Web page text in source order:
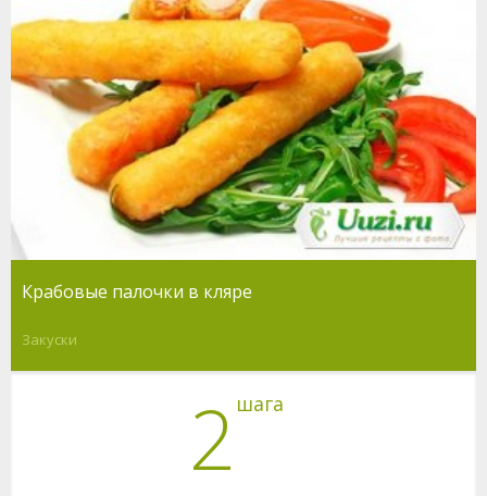
Крабовые палочки в кляре
Закуски
2 шага